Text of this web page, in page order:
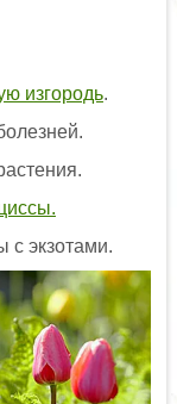
изгородь.
с экзотами.